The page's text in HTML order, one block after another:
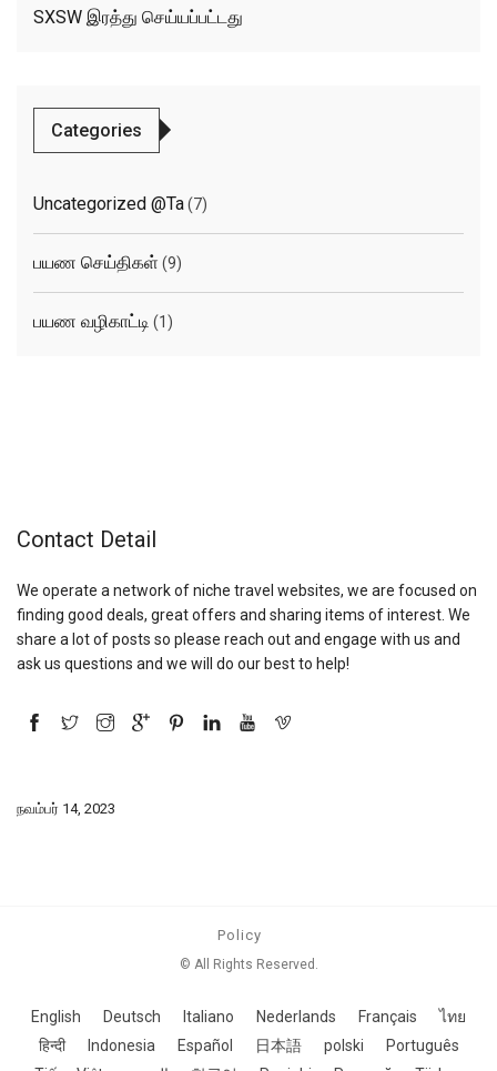
SXSW இரத்து செய்யப்பட்டது
Categories
Uncategorized @ta(7)
பயண செய்திகள் (9)
பயண வழிகாட்டி (1)
Contact Detail
We operate a network of niche travel websites, we are focused on
finding good deals, great offers and sharing items of interest. We
share a lot of posts so please reach out and engage with us and
ask us questions and we will do our best to help!
நவம்பர் 14, 2023
Policy
© All Rights Reserved.
English Deutsch Italiano Nederlands Français
ไทย
हिन्दी
Indonesia Español 日本語 polski
Português